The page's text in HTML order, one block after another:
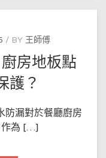
享：
舊
樓
點
樣
用
PU
噴
新？
BY 王師傅
房地板點
護？
防漏對於餐廳廚房
作為 […]